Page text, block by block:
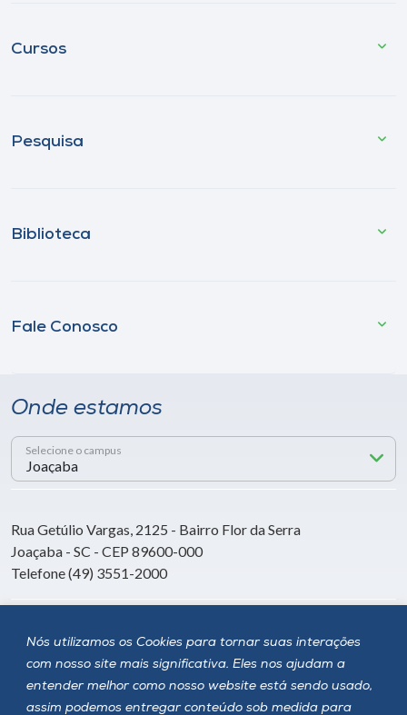
Nós utilizamos os Cookies para tornar suas interações
com nosso site mais significativa. Eles nos ajudam a
entender melhor como nosso website está sendo usado,
assim podemos entregar conteúdo sob medida para
Cursos
Pesquisa
Biblioteca
Fale Conosco
Onde estamos
Selecione o campus
Rua Getúlio Vargas, 2125 - Bairro Flor da Serra
Joaçaba - SC - CEP 89600-000
Telefone (49) 3551-2000
Siga a Unoesc